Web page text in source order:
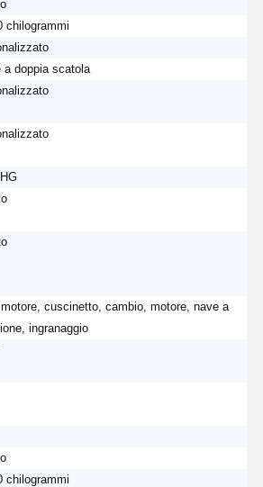
chilogrammi
a doppia scatola
cuscinetto, cambio, motore, nave a
ingranaggio
chilogrammi